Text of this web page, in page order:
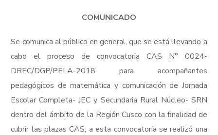
COMUNICADO
Se comunica al público en general, que se está llevando a
cabo el proceso de convocatoria CAS N° 0024-
DREC/DGP/PELA-2018 para acompañantes
pedagógicos de matemática y comunicación de Jornada
Escolar Completa- JEC y Secundaria Rural Núcleo- SRN
dentro del ámbito de la Región Cusco con la finalidad de
cubrir las plazas CAS; a esta convocatoria se realizó una